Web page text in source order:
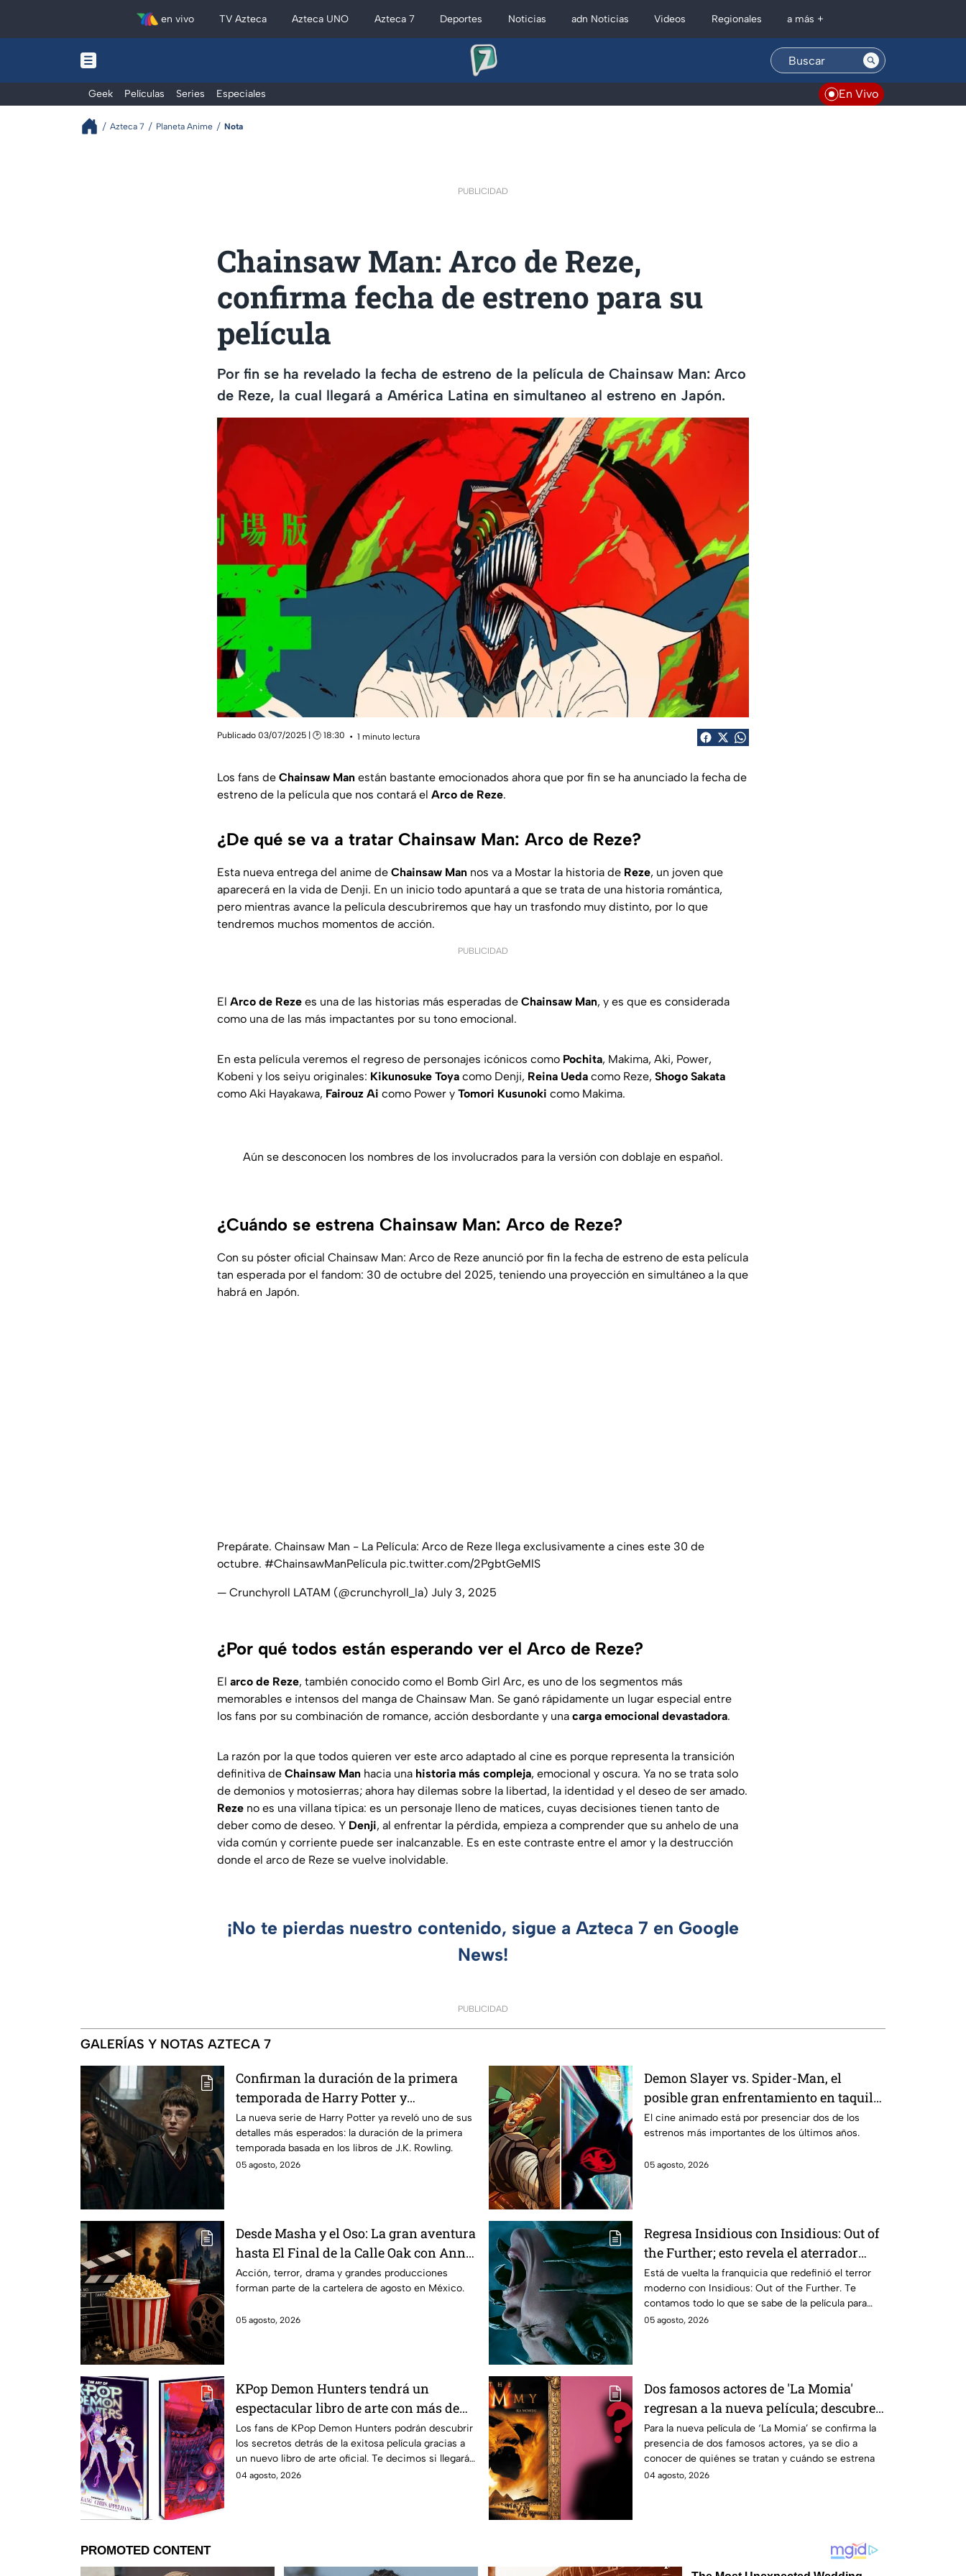
en vivo TV Azteca Azteca UNO Azteca 7 Deportes Noticias adn Noticias Videos Regionales a más +
Geek Películas Series Especiales En Vivo
Azteca 7 Planeta Anime Nota
PUBLICIDAD
Chainsaw Man: Arco de Reze,
confirma fecha de estreno para su
película
Por fin se ha revelado la fecha de estreno de la película de Chainsaw Man: Arco
de Reze, la cual llegará a América Latina en simultaneo al estreno en Japón.
Publicado 03/07/2025 | 🕑 18:30 1 minuto lectura
Los fans de Chainsaw Man están bastante emocionados ahora que por fin se ha anunciado la fecha de
estreno de la película que nos contará el Arco de Reze.
¿De qué se va a tratar Chainsaw Man: Arco de Reze?
Esta nueva entrega del anime de Chainsaw Man nos va a Mostar la historia de Reze, un joven que
aparecerá en la vida de Denji. En un inicio todo apuntará a que se trata de una historia romántica,
pero mientras avance la película descubriremos que hay un trasfondo muy distinto, por lo que
tendremos muchos momentos de acción.
PUBLICIDAD
El Arco de Reze es una de las historias más esperadas de Chainsaw Man, y es que es considerada
como una de las más impactantes por su tono emocional.
En esta película veremos el regreso de personajes icónicos como Pochita, Makima, Aki, Power,
Kobeni y los seiyu originales: Kikunosuke Toya como Denji, Reina Ueda como Reze, Shogo Sakata
como Aki Hayakawa, Fairouz Ai como Power y Tomori Kusunoki como Makima.
Aún se desconocen los nombres de los involucrados para la versión con doblaje en español.
¿Cuándo se estrena Chainsaw Man: Arco de Reze?
Con su póster oficial Chainsaw Man: Arco de Reze anunció por fin la fecha de estreno de esta película
tan esperada por el fandom: 30 de octubre del 2025, teniendo una proyección en simultáneo a la que
habrá en Japón.
Prepárate. Chainsaw Man - La Película: Arco de Reze llega exclusivamente a cines este 30 de
octubre. #ChainsawManPelícula pic.twitter.com/2PgbtGeMlS
— Crunchyroll LATAM (@crunchyroll_la) July 3, 2025
¿Por qué todos están esperando ver el Arco de Reze?
El arco de Reze, también conocido como el Bomb Girl Arc, es uno de los segmentos más
memorables e intensos del manga de Chainsaw Man. Se ganó rápidamente un lugar especial entre
los fans por su combinación de romance, acción desbordante y una carga emocional devastadora.
La razón por la que todos quieren ver este arco adaptado al cine es porque representa la transición
definitiva de Chainsaw Man hacia una historia más compleja, emocional y oscura. Ya no se trata solo
de demonios y motosierras; ahora hay dilemas sobre la libertad, la identidad y el deseo de ser amado.
Reze no es una villana típica: es un personaje lleno de matices, cuyas decisiones tienen tanto de
deber como de deseo. Y Denji, al enfrentar la pérdida, empieza a comprender que su anhelo de una
vida común y corriente puede ser inalcanzable. Es en este contraste entre el amor y la destrucción
donde el arco de Reze se vuelve inolvidable.
¡No te pierdas nuestro contenido, sigue a Azteca 7 en Google
News!
PUBLICIDAD
GALERÍAS Y NOTAS AZTECA 7
Confirman la duración de la primera
temporada de Harry Potter y
emocionará a los fans de los libros
La nueva serie de Harry Potter ya reveló uno de sus
detalles más esperados: la duración de la primera
temporada basada en los libros de J.K. Rowling.
05 agosto, 2026
Demon Slayer vs. Spider-Man, el
posible gran enfrentamiento en taquilla
del 2027
El cine animado está por presenciar dos de los
estrenos más importantes de los últimos años.
05 agosto, 2026
Desde Masha y el Oso: La gran aventura
hasta El Final de la Calle Oak con Anne
Hathaway. Esta es la lista completa de
los estrenos en cines para agosto de
Acción, terror, drama y grandes producciones
forman parte de la cartelera de agosto en México.
05 agosto, 2026
Regresa Insidious con Insidious: Out of
the Further; esto revela el aterrador
primer tráiler
Está de vuelta la franquicia que redefinió el terror
moderno con Insidious: Out of the Further. Te
contamos todo lo que se sabe de la película para
que no te la pierdas.
05 agosto, 2026
KPop Demon Hunters tendrá un
espectacular libro de arte con más de
500 ilustraciones inéditas: ¿se venderá
en México?
Los fans de KPop Demon Hunters podrán descubrir
los secretos detrás de la exitosa película gracias a
un nuevo libro de arte oficial. Te decimos si llegará a
México.
04 agosto, 2026
Dos famosos actores de 'La Momia'
regresan a la nueva película; descubre
de quiénes se tratan
Para la nueva película de ‘La Momia’ se confirma la
presencia de dos famosos actores, ya se dio a
conocer de quiénes se tratan y cuándo se estrena
04 agosto, 2026